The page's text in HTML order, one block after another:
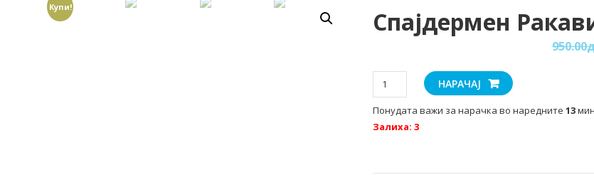
Купи! Спајдермен
950.00
Спајдермен
ракавица
количина
НАРАЧАЈ
Понудата важи за нарачка во наредните13
Залиха: 3